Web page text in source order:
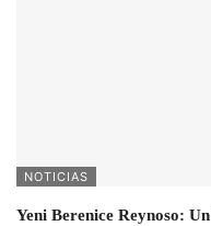
NOTICIAS
Yeni Berenice Reynoso: